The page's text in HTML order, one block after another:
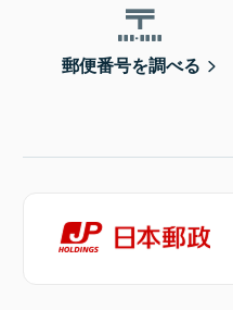
郵便番号を調べる